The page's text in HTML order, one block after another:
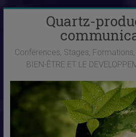
Quartz-
Conférences, Stages,
BIEN-ÊTRE ET LE